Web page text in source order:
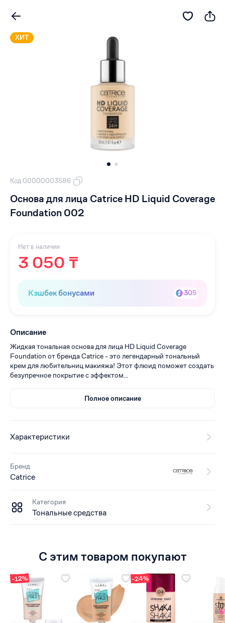
ХИТ
Код 00000003586
Основа для лица Catrice HD Liquid Coverage
Foundation 002
Нет в наличии
3 050 ₸
Кэшбек бонусами 305
Описание
Жидкая тональная основа для лица HD Liquid Coverage
Foundation от бренда Catrice - это легендарный тональный
крем для любительниц макияжа! Этот флюид поможет создать
безупречное покрытие с эффектом...
Полное описание
Характеристики
Бренд
Catrice
Категория
Тональные средства
С этим товаром покупают
-12% -24%